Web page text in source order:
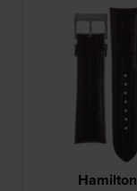
Hamilton